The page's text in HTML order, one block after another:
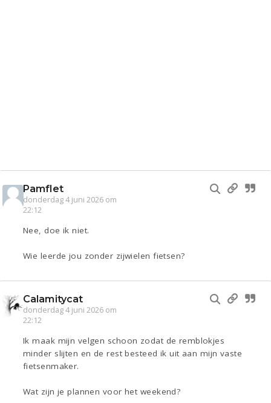
Pamflet
donderdag 4 juni 2026 om
22:12
Nee, doe ik niet.
Wie leerde jou zonder zijwielen fietsen?
Calamitycat
donderdag 4 juni 2026 om
22:12
Ik maak mijn velgen schoon zodat de remblokjes
minder slijten en de rest besteed ik uit aan mijn vaste
fietsenmaker.
Wat zijn je plannen voor het weekend?